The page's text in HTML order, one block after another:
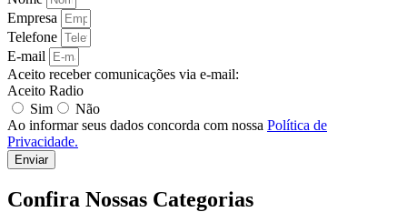
Empresa
Telefone
E-mail
Aceito receber comunicações via e-mail:
Aceito Radio
Sim
Não
Ao informar seus dados concorda com nossa Política de
Privacidade.
Enviar
Confira Nossas Categorias